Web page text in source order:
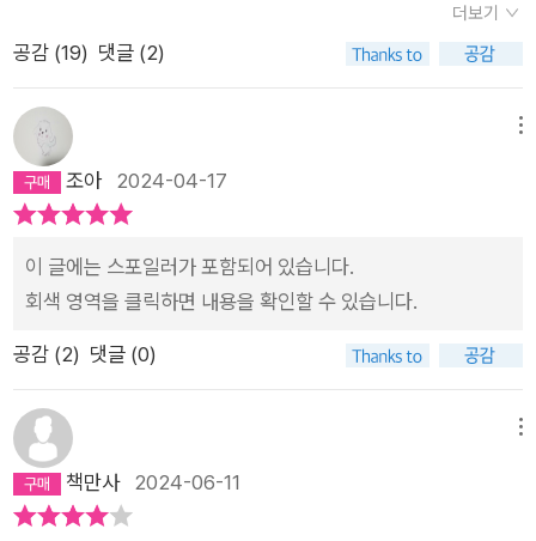
현은 하현에게 담을 넘자고 약속된 방향으로 가자 한다 말을 빼앗
고 듣기를 빼앗고 소리를 빼앗으며 온몸을 숙여 하필이면 기억으
로 기억으로 봄날은 간다당신이, 달빛의 여운이 걷히는 사이 흥이
나고 흥이 나 노래를 부르게 되고, 그러다 춤을 추고, 또 결국엔
울게 된다는 술을 마시게 되더라도, 간곡하게 봄날은 간다이웃집
물 트는 소리가 누가 가는 소리만 같다 종일 그 슬픔으로 흙은 곱
더보기
공감 (19) 댓글 (2)
조아 2024-04-17
이 글에는 스포일러가 포함되어 있습니다.
회색 영역을 클릭하면 내용을 확인할 수 있습니다.
공감 (2) 댓글 (0)
책만사2024-06-11